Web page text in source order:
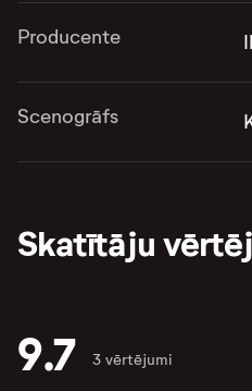
Producente
Scenogrāfs
Skatītāju
9.7 3 vērtējumi